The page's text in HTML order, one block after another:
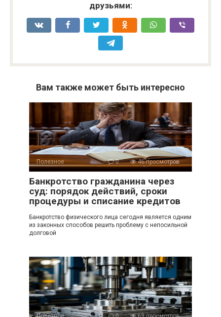
друзьями:
Вам также может быть интересно
Полезное 0 46 просмотров
Банкротство гражданина через
суд: порядок действий, сроки
процедуры и списание кредитов
Банкротство физического лица сегодня является одним
из законных способов решить проблему с непосильной
долговой